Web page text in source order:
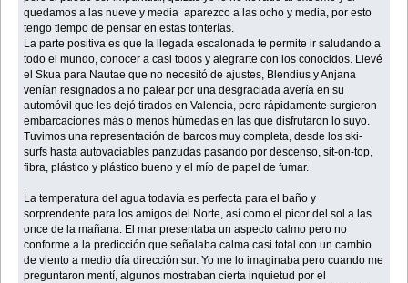
quedamos a las nueve y media aparezco a las ocho y media, por esto
tengo tiempo de pensar en estas tonterías.
La parte positiva es que la llegada escalonada te permite ir saludando a
todo el mundo, conocer a casi todos y alegrarte con los conocidos. Llevé
el Skua para Nautae que no necesitó de ajustes, Blendius y Anjana
venían resignados a no palear por una desgraciada avería en su
automóvil que les dejó tirados en Valencia, pero rápidamente surgieron
embarcaciones más o menos húmedas en las que disfrutaron lo suyo.
Tuvimos una representación de barcos muy completa, desde los ski-
surfs hasta autovaciables panzudas pasando por descenso, sit-on-top,
fibra, plástico y plástico bueno y el mío de papel de fumar.
La temperatura del agua todavía es perfecta para el baño y
sorprendente para los amigos del Norte, así como el picor del sol a las
once de la mañana. El mar presentaba un aspecto calmo pero no
conforme a la predicción que señalaba calma casi total con un cambio
de viento a medio día dirección sur. Yo me lo imaginaba pero cuando me
preguntaron mentí, algunos mostraban cierta inquietud por el